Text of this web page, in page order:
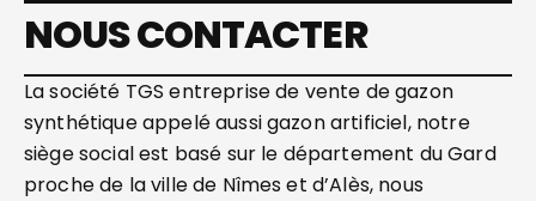
NOUS CONTACTER
La société TGS entreprise de vente de gazon
synthétique appelé aussi gazon artificiel, notre
siège social est basé sur le département du Gard
proche de la ville de Nîmes et d’Alès, nous